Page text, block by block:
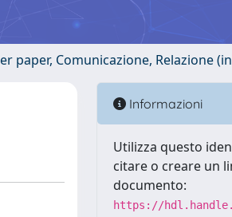
paper, Comunicazione, Relazione
Informazioni
Utilizza questo
citare o creare un
documento:
https://